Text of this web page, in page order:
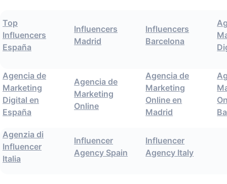
Top
Influencers
España
Influencers
Madrid
Influencers
Barcelona
Agencia de
Marketing
Digital en
España
Agencia de
Marketing
Online
Agencia de
Marketing
Online en
Madrid
Agenzia di
Influencer
Italia
Influencer
Agency Spain
Influencer
Agency Italy